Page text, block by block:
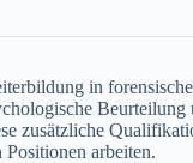
in
Beurteilung
zusätzliche
arbeiten.